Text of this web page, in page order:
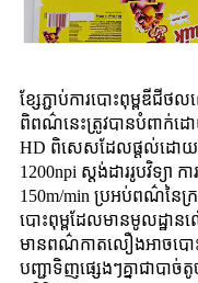
ខ្សែភ្ជាប់ការបោះពុម្ពឌីជីថ
ពិពណ៌នេះត្រូវបានបំពាក់ដោ
HD ពិសេសដែលផ្តល់ដោយ
1200npi ស្តង់ដាររូបវិទ្យា
150m/min ប្រអប់ពណ៌នៃក្
បោះពុម្ពដែលមានមូលដ្ឋាន
មានពណ៌កាតលឿងអាចបោះ
បញ្ជាទិញផ្សេងៗគ្នាជាបា